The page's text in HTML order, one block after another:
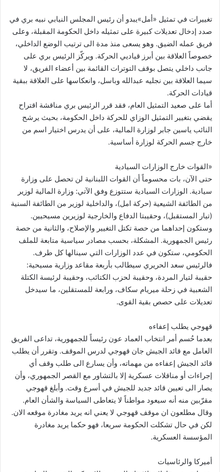
تغييرات في تمثيل «أمل»يبدو أن رئيس المجلس النيابي نبيه بري في
صدد إدخال تعديلات كبيرة على تمثيله داخل الحكومة المقبلة، وعلى
فريق عمله الضيق. وهو يسعى منذ مدة الى ترتيب الوضع الداخلي،
خصوصاً العلاقة بين أبرز قياديي الحركة. ويركّز الرئيس بري على
جانب داخلي يتصل بوقف التوترات القائمة بين أعضاء الفريق، لا
سيما العلاقة بين نجليه عبدالله وباسل، وانعكاسها على العلاقة ببقية
قيادات الحركة.
أما على صعيد التمثيل العام، فقد قرر الرئيس بري مناقشة اقتراح
يقضي بتغيير التمثيل الوزاي للحركة داخل الحكومة، بحيث يرشح
النائب ياسين جابر لوزارة المالية، على أن يدرس اختيار اسم من
خارج جسم الحركة لوزارة أساسية.
«القوات خارج الوزارات السيادية
حتى الآن، بات محسوماً أن القوات اللبنانية لن تحصل على وزارة
سيادية. الوزارات السيادية ستتوزع وفق الآتي: وزارة المالية لوزير
من الطائفة الشيعية (حركة امل)، والداخلية لوزير من الطائفة السنية
(تيار المستقبل)، وحقيبتا الدفاع والخارجية لوزيرين مسيحيين.
وستكون إحداهما من حصة تكتل التغيير والإصلاح، والثانية من حصة
رئيس الجمهورية. المشكلة، بحسب مصادر سياسية متابعة للملف
الحكومي، ستكون في عدد الوزارات التي سينالها كل طرف.
فالرئيس سعد الحريري سيطالب بأربعة مقاعد وزارية مسيحية:
حقيبة لتيار المردة، وحقيبة لحزب الكتائب، وحقيبة لرئيسة الكتلة
الشعبية في زحلة ميريام سكاف، ورابعة للمستقلين، ما سيدخل
تعديلات على حصص بقية القوى.
قهوجي يطلب إعفاءه
بعدما حُسم أمر انتخاب العماد عون رئيساً للجمهورية، تداعى الفريق
العامل مع قائد الجيش جان قهوجي لدرس الموقف. وتقرر أن يطلب
قائد الجيش إعفاءه من مهماته، وأن يسارع الى طلب وقف أي
إجراءات أو مناقلات عسكرية إلا بالتشاور مع القصر الجمهوري، وأن
يصار الى تعيين قائد جديد للجيش في أسرع وقت. وأبلغ قهوجي
مقرّبين منه أنه سيعود مواطناً لا يتعاطى السياسة والشأن العام.
وقال مطلعون ان موقف قهوجي لا يعني انه يريد مغادرة موقعه الان.
لكن في حال تشكلت الحكومة سريعا، فهو حكما يريد مغادرة
المؤسسة العسكرية.
أميركا والرئاسيات